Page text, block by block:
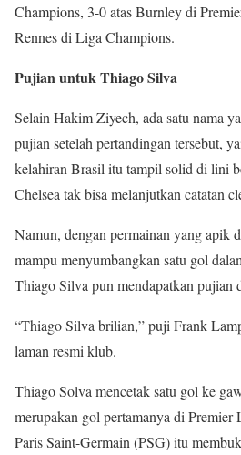
Champions, 3-0 atas Burnley di
Rennes di Liga Champions.
Pujian untuk Thiago Silva
Selain Hakim Ziyech, ada satu nama
pujian setelah pertandingan tersebut,
kelahiran Brasil itu tampil solid di lini
Chelsea tak bisa melanjutkan catatan
Namun, dengan permainan yang apik
mampu menyumbangkan satu gol
Thiago Silva pun mendapatkan pujian
“Thiago Silva brilian,” puji Frank
laman resmi klub.
Thiago Solva mencetak satu gol ke
merupakan gol pertamanya di Premier
Paris Saint-Germain (PSG) itu